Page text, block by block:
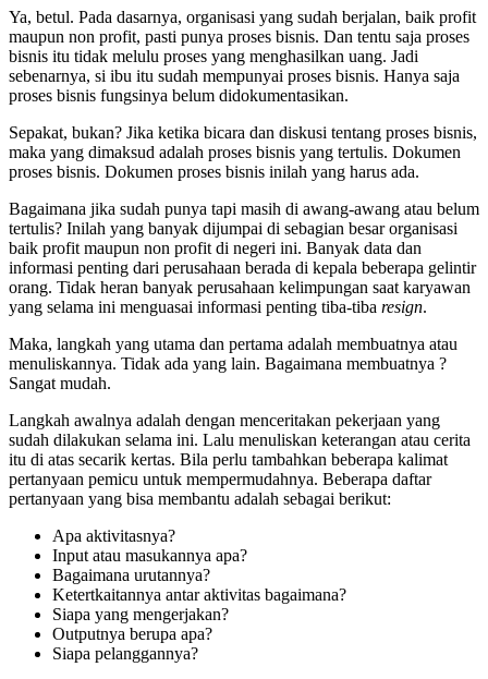
Ya, betul. Pada dasarnya, organisasi yang sudah berjalan, baik profit
maupun non profit, pasti punya proses bisnis. Dan tentu saja proses
bisnis itu tidak melulu proses yang menghasilkan uang. Jadi
sebenarnya, si ibu itu sudah mempunyai proses bisnis. Hanya saja
proses bisnis fungsinya belum didokumentasikan.
Sepakat, bukan? Jika ketika bicara dan diskusi tentang proses bisnis,
maka yang dimaksud adalah proses bisnis yang tertulis. Dokumen
proses bisnis. Dokumen proses bisnis inilah yang harus ada.
Bagaimana jika sudah punya tapi masih di awang-awang atau belum
tertulis? Inilah yang banyak dijumpai di sebagian besar organisasi
baik profit maupun non profit di negeri ini. Banyak data dan
informasi penting dari perusahaan berada di kepala beberapa gelintir
orang. Tidak heran banyak perusahaan kelimpungan saat karyawan
yang selama ini menguasai informasi penting tiba-tiba resign.
Maka, langkah yang utama dan pertama adalah membuatnya atau
menuliskannya. Tidak ada yang lain. Bagaimana membuatnya ?
Sangat mudah.
Langkah awalnya adalah dengan menceritakan pekerjaan yang
sudah dilakukan selama ini. Lalu menuliskan keterangan atau cerita
itu di atas secarik kertas. Bila perlu tambahkan beberapa kalimat
pertanyaan pemicu untuk mempermudahnya. Beberapa daftar
pertanyaan yang bisa membantu adalah sebagai berikut:
Apa aktivitasnya?
Input atau masukannya apa?
Bagaimana urutannya?
Ketertkaitannya antar aktivitas bagaimana?
Siapa yang mengerjakan?
Outputnya berupa apa?
Siapa pelanggannya?